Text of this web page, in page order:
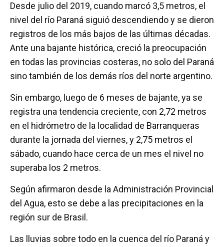
ce
b
o
o
k
tt
er
at
s
A
p
p
ail m
p
ar
tir
Desde julio del 2019, cuando marcó 3,5 metros, el
nivel del río Paraná siguió descendiendo y se dieron
registros de los más bajos de las últimas décadas.
Ante una bajante histórica, creció la preocupación
en todas las provincias costeras, no solo del Paraná
sino también de los demás ríos del norte argentino.
Sin embargo, luego de 6 meses de bajante, ya se
registra una tendencia creciente, con 2,72 metros
en el hidrómetro de la localidad de Barranqueras
durante la jornada del viernes, y 2,75 metros el
sábado, cuando hace cerca de un mes el nivel no
superaba los 2 metros.
Según afirmaron desde la Administración Provincial
del Agua, esto se debe a las precipitaciones en la
región sur de Brasil.
Las lluvias sobre todo en la cuenca del río Paraná y